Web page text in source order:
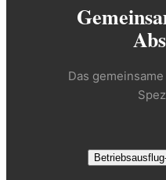
Das